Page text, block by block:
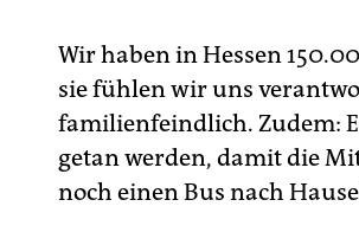
Wir haben in Hessen
sie fühlen wir uns
familienfeindlich. Zudem:
getan werden, damit die
noch einen Bus nach